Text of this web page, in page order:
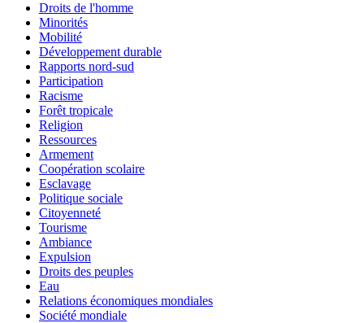
Droits de l'homme
Minorités
Mobilité
Développement durable
Rapports nord-sud
Participation
Racisme
Forêt tropicale
Religion
Ressources
Armement
Coopération scolaire
Esclavage
Politique sociale
Citoyenneté
Tourisme
Ambiance
Expulsion
Droits des peuples
Eau
Relations économiques mondiales
Société mondiale